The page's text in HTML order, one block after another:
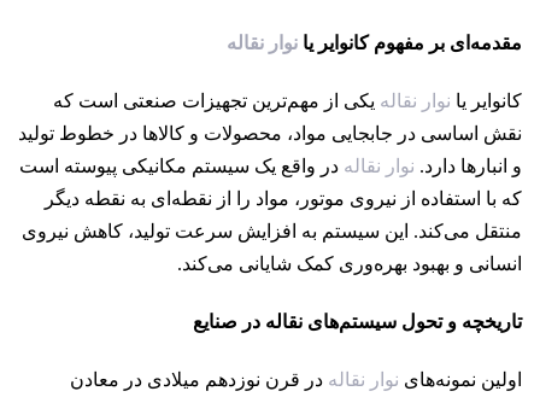
مقدمه‌ای بر مفهوم کانوایر یا نوار نقاله
کانوایر یا نوار نقاله یکی از مهم‌ترین تجهیزات صنعتی است که
نقش اساسی در جابجایی مواد، محصولات و کالاها در خطوط تولید
و انبارها دارد. نوار نقاله در واقع یک سیستم مکانیکی پیوسته است
که با استفاده از نیروی موتور، مواد را از نقطه‌ای به نقطه دیگر
منتقل می‌کند. این سیستم به افزایش سرعت تولید، کاهش نیروی
انسانی و بهبود بهره‌وری کمک شایانی می‌کند.
تاریخچه و تحول سیستم‌های نقاله در صنایع
اولین نمونه‌های نوار نقاله در قرن نوزدهم میلادی در معادن